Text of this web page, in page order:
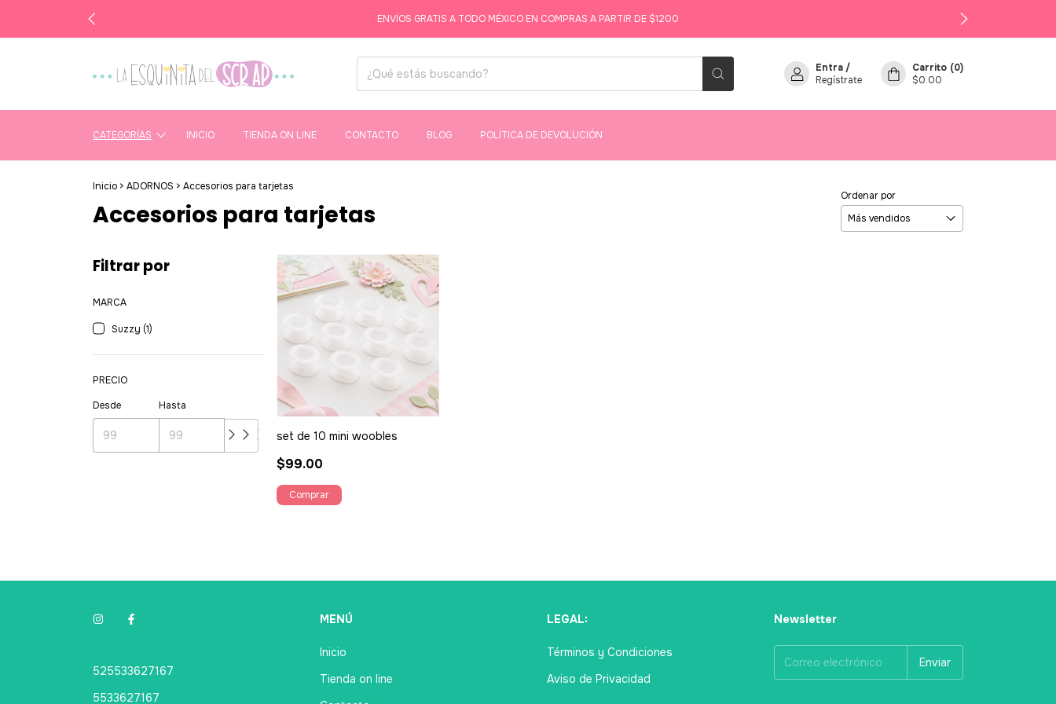
ENVÍOS GRATIS A TODO MÉXICO EN COMPRAS A PARTIR DE $1200
Entra /
Regístrate
Carrito (0)
$0.00
CATEGORÍAS INICIO TIENDA ON LINE CONTACTO BLOG POLÍTICA DE DEVOLUCIÓN
Inicio > ADORNOS > Accesorios para tarjetas
Accesorios para tarjetas
Ordenar por
Filtrar por
MARCA
Suzzy (1)
PRECIO
Desde
Hasta
set de 10 mini woobles
$99.00
525533627167
5533627167
MENÚ
Inicio
Tienda on line
LEGAL:
Términos y Condiciones
Aviso de Privacidad
Newsletter